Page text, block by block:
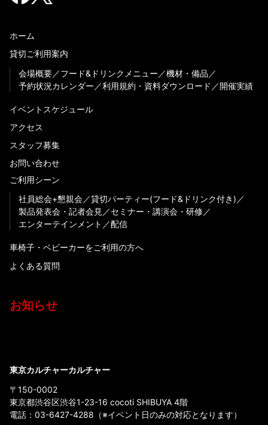
ホーム
貸切ご利用案内
会場概要
フード&ドリンクメニュー
機材・備品
予約状況カレンダー
利用規約・資料ダウンロード 開催実績
イベントスケジュール
アクセス
スタッフ募集
お問い合わせ
ご利用シーン
社員総会+懇親会
貸切パーティー(フード&ドリンク付き)
製品発表会・記者会見
セミナー・講演会・研修
エンターテインメント
配信
車椅子・ベビーカーをご利用の方へ
よくある質問
お知らせ
東京カルチャーカルチャー
〒150-0002
東京都渋谷区渋谷1-23-16 cocoti SHIBUYA 4階
電話： 03-6427-4288 （※イベント日のみの対応となります）